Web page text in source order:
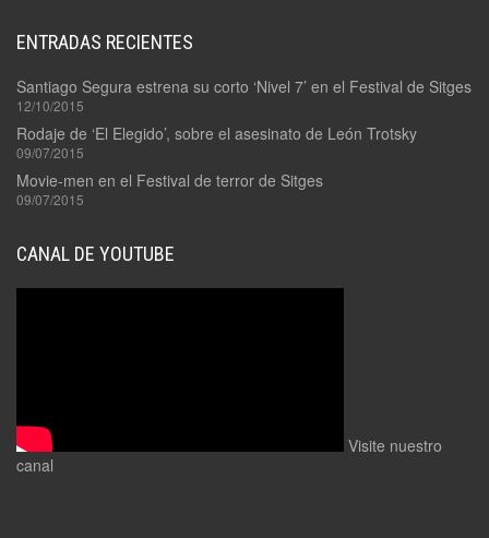
ENTRADAS RECIENTES
Santiago Segura estrena su corto ‘Nivel 7’ en el Festival de Sitges
12/10/2015
Rodaje de ‘El Elegido’, sobre el asesinato de León Trotsky
09/07/2015
Movie-men en el Festival de terror de Sitges
09/07/2015
CANAL DE YOUTUBE
Visite nuestro
canal